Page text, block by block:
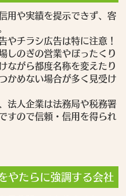
用や実績を提示できず、客
やチラシ広告は特に注意！
しのぎの営業やぼったくり
ながら都度名称を変えたり
かめない場合が多く見受け
法人企業は法務局や税務署
すので信頼・信用を得られ
やたらに強調する会社